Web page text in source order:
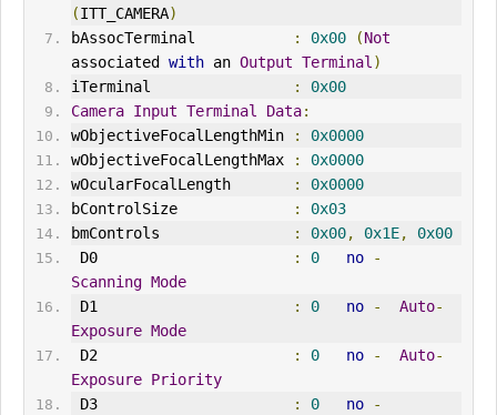
(ITT_CAMERA)
bAssocTerminal
: 0x00 (Not
associated with an Output Terminal )
iTerminal
:
0x00
Camera Input Terminal Data:
wObjectiveFocalLengthMin
:
0x0000
wObjectiveFocalLengthMax
:
0x0000
wOcularFocalLength
:
0x0000
bControlSize
:
0x03
bmControls
: 0x00, 0x1E,
0x00
D0
: 0 no
-
Scanning Mode
D1
: 0 no - Auto-
Exposure Mode
D2
: 0 no - Auto-
Exposure Priority
D3
: 0 no
-